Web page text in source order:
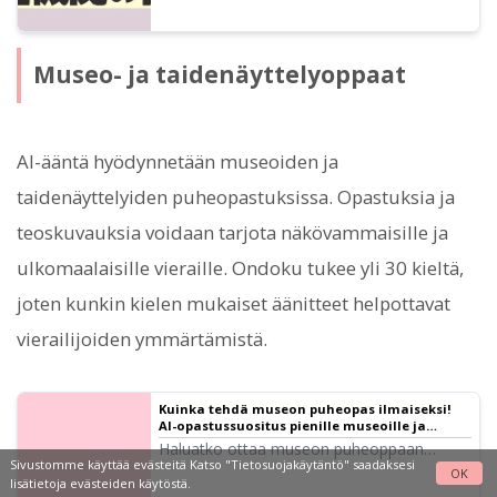
Museo- ja taidenäyttelyoppaat
AI-ääntä hyödynnetään museoiden ja
taidenäyttelyiden puheopastuksissa. Opastuksia ja
teoskuvauksia voidaan tarjota näkövammaisille ja
ulkomaalaisille vieraille. Ondoku tukee yli 30 kieltä,
joten kunkin kielen mukaiset äänitteet helpottavat
vierailijoiden ymmärtämistä.
Kuinka tehdä museon puheopas ilmaiseksi!
AI-opastussuositus pienille museoille ja
pysyville näyttelyille | Tekstinlukunohjelmisto
Ondoku
Haluatko ottaa museon puheoppaan
helposti käyttöön? Teksti-puheeksi-palvelu
Ondokun avulla voit luoda korkealaatuista
Sivustomme käyttää evästeitä Katso "Tietosuojakäytäntö" saadaksesi
lisätietoja evästeiden käytöstä.
OK